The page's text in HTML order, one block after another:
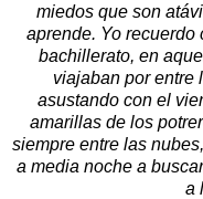
miedos que son
aprende. Yo
bachillerato, en
viajaban por entre
asustando con el
amarillas de los
siempre entre las
a media noche a
a